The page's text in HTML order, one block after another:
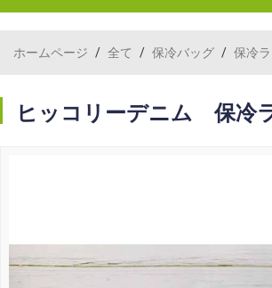
ホームページ / 全て / 保冷バッグ / 保冷
ヒッコリーデニム 保冷